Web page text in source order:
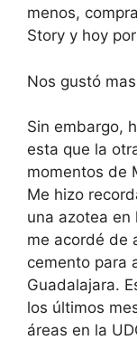
menos,
Story y hoy
Nos gustó
Sin embargo,
esta que la
momentos de
Me hizo
una azotea en
me acordé de
cemento para
Guadalajara.
los últimos
áreas en la